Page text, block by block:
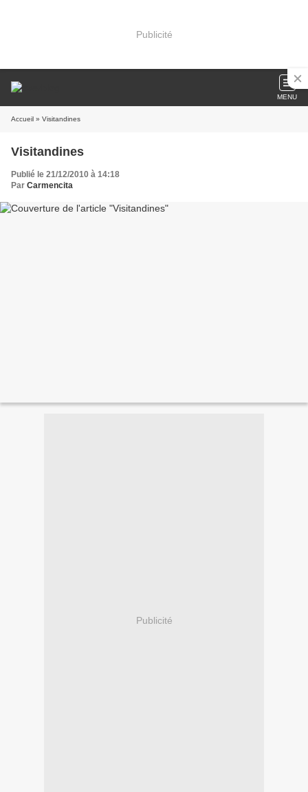
Publicité
MENU
Accueil » Visitandines
Visitandines
Publié le 21/12/2010 à 14:18
Par Carmencita
Publicité